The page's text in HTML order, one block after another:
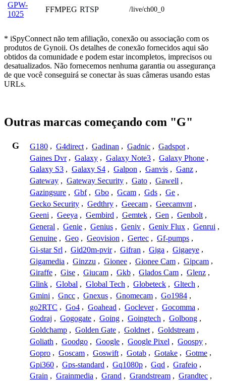
GPW-
1025
FFMPEG RTSP /live/ch00_0
* iSpyConnect não tem afiliação, conexão ou associação com os
produtos de Gynoii. Os detalhes de conexão fornecidos aqui são
obtidos da comunidade e podem estar incompletos, imprecisos ou
desatualizados. Não fornecemos nenhuma garantia ou assegurança
de que você conseguirá se conectar às suas câmeras usando estas
URLs.
Outras marcas começando com "G"
G G180 , G4direct , Gadinan , Gadnic , Gadspot ,
Gaines Dvr , Galaxy , Galaxy Note3 , Galaxy Phone ,
Galaxy S3 , Galaxy S4 , Galpon , Ganvis , Ganz ,
Gateway , Gateway Security , Gato , Gawell ,
Gazingsure , Gbf , Gbo , Gcam , Gds , Ge ,
Gecko Security , Gedthry , Geecam , Geecamvnt ,
Geeni , Geeya , Gembird , Gemtek , Gen , Genbolt ,
General , Genie , Genius , Geniv , Geniv Flux , Genrui ,
Genuine , Geo , Geovision , Gertec , Gf-pumps ,
Gi-star Srl , Gid20m-pvir , Gifran , Giga , Gigaeye ,
Gigamedia , Ginzzu , Gionee , Gionee Cam , Gipcam ,
Giraffe , Gise , Giucam , Gkb , Glados Cam , Glenz ,
Glink , Global , Global Tech , Globeteck , Gltech ,
Gmini , Gncc , Gnexus , Gnomecam , Go1984 ,
go2RTC , Go4 , Goahead , Goclever , Gocomma ,
Godraj , Gogogate , Going , Goingtech , Golbong ,
Goldchamp , Golden Gate , Goldnet , Goldstream ,
Goliath , Goodgo , Google , Google Pixel , Goospy ,
Gopro , Goscam , Goswift , Gotab , Gotake , Gotme ,
Gpi360 , Gps-standard , Gq1080p , Gqd , Grafeio ,
Grain , Grainmedia , Grand , Grandstream , Grandtec ,